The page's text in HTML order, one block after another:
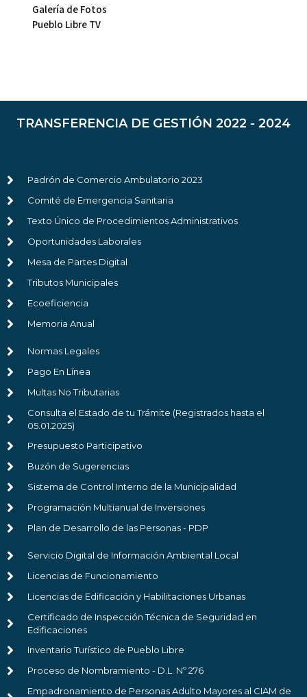
Galería de Fotos
Pueblo Libre TV
TRANSFERENCIA DE GESTIÓN 2022 - 2024
Padrón de Comercio Ambulatorio 2023
Comité de Emergencia Sanitaria
Texto Único de Procedimientos Administrativos
Oportunidades Laborales
Mesa de Partes Digital
Tributos Municipales
Ecoeficiencia
Memoria Anual
Normas Legales
Pago En Línea
Multas No Tributarias
Consulta el Estado de tu Trámite (Registrados hasta el
05.01.2025)
Presupuesto Participativo
Buzón de Sugerencias
Sistema de Control Interno de la Municipalidad
Programación Multianual de Inversiones
Plan de Desarrollo de las Personas - PDP
Servicio Digital de Información Ambiental Local
Licencias de Funcionamiento
Licencias de Edificación y Habilitaciones Urbanas
Certificado de Inspección Técnica de Seguridad en
Edificaciones
Inventario Turístico de Pueblo Libre
Proceso de Nombramiento - D.L. Nº 276
Empadronamiento de Personas Adulto Mayores al CIAM de